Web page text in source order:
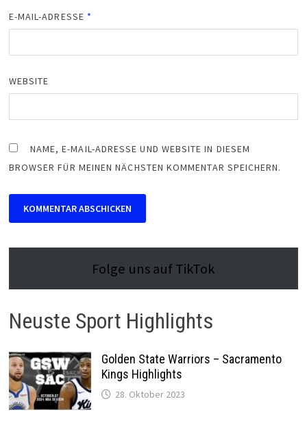
E-MAIL-ADRESSE *
WEBSITE
NAME, E-MAIL-ADRESSE UND WEBSITE IN DIESEM
BROWSER FÜR MEINEN NÄCHSTEN KOMMENTAR SPEICHERN.
Folge uns auf TikTok
Neuste Sport Highlights
Golden State Warriors – Sacramento
Kings Highlights
28. Oktober 2023